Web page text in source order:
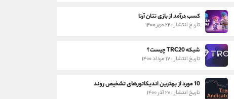
کسب درآمد از بازی تتان آرنا
تاریخ انتشار : ۲۲ مهر ۱۴۰۰
شبکه TRC20 چیست؟
تاریخ انتشار : ۱۷ مرداد ۱۴۰۰
10 مورد از بهترین اندیکاتورهای تشخیص روند
تاریخ انتشار : ۲۰ آذر ۱۴۰۰